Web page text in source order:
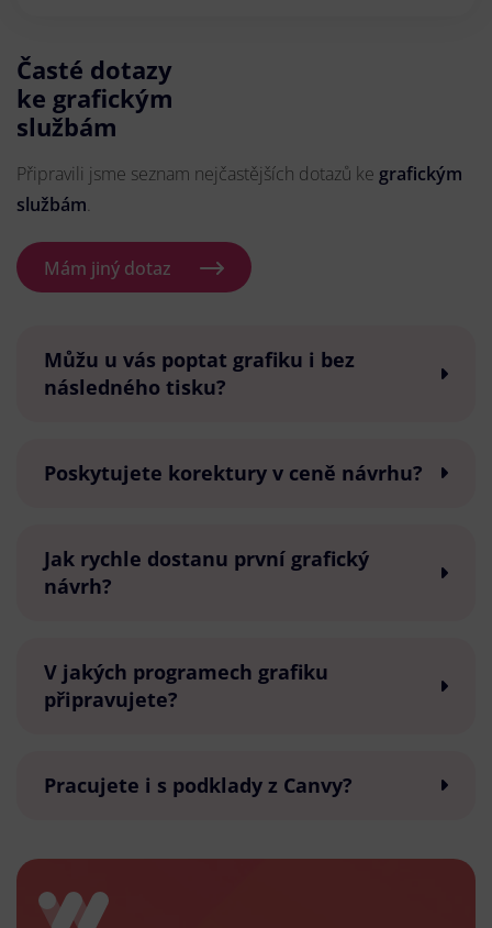
Časté dotazy
ke grafickým
službám
Připravili jsme seznam nejčastějších dotazů ke grafickým
službám.
Mám jiný dotaz
Můžu u vás poptat grafiku i bez
následného tisku?
Poskytujete korektury v ceně návrhu?
Jak rychle dostanu první grafický
návrh?
V jakých programech grafiku
připravujete?
Pracujete i s podklady z Canvy?